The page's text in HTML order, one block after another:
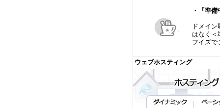
・『準
ドメイ
はなく＜
フイズで
ウェブホスティング